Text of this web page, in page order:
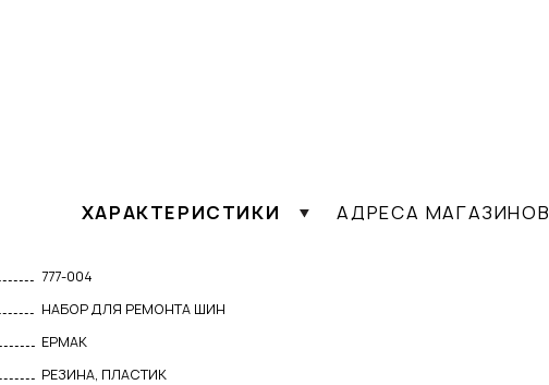
ХАРАКТЕРИСТИКИ
777-004
НАБОР ДЛЯ РЕМОНТА ШИН
ЕРМАК
РЕЗИНА, ПЛАСТИК
АДРЕСА МАГАЗИНОВ